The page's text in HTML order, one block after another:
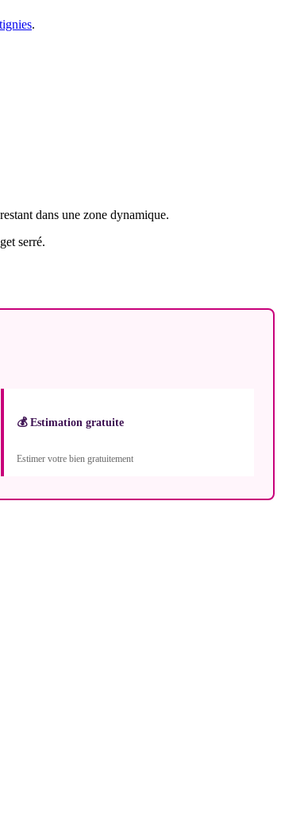
.
dans une zone dynamique.
serré.
💰 Estimation gratuite
Estimer votre bien gratuitement